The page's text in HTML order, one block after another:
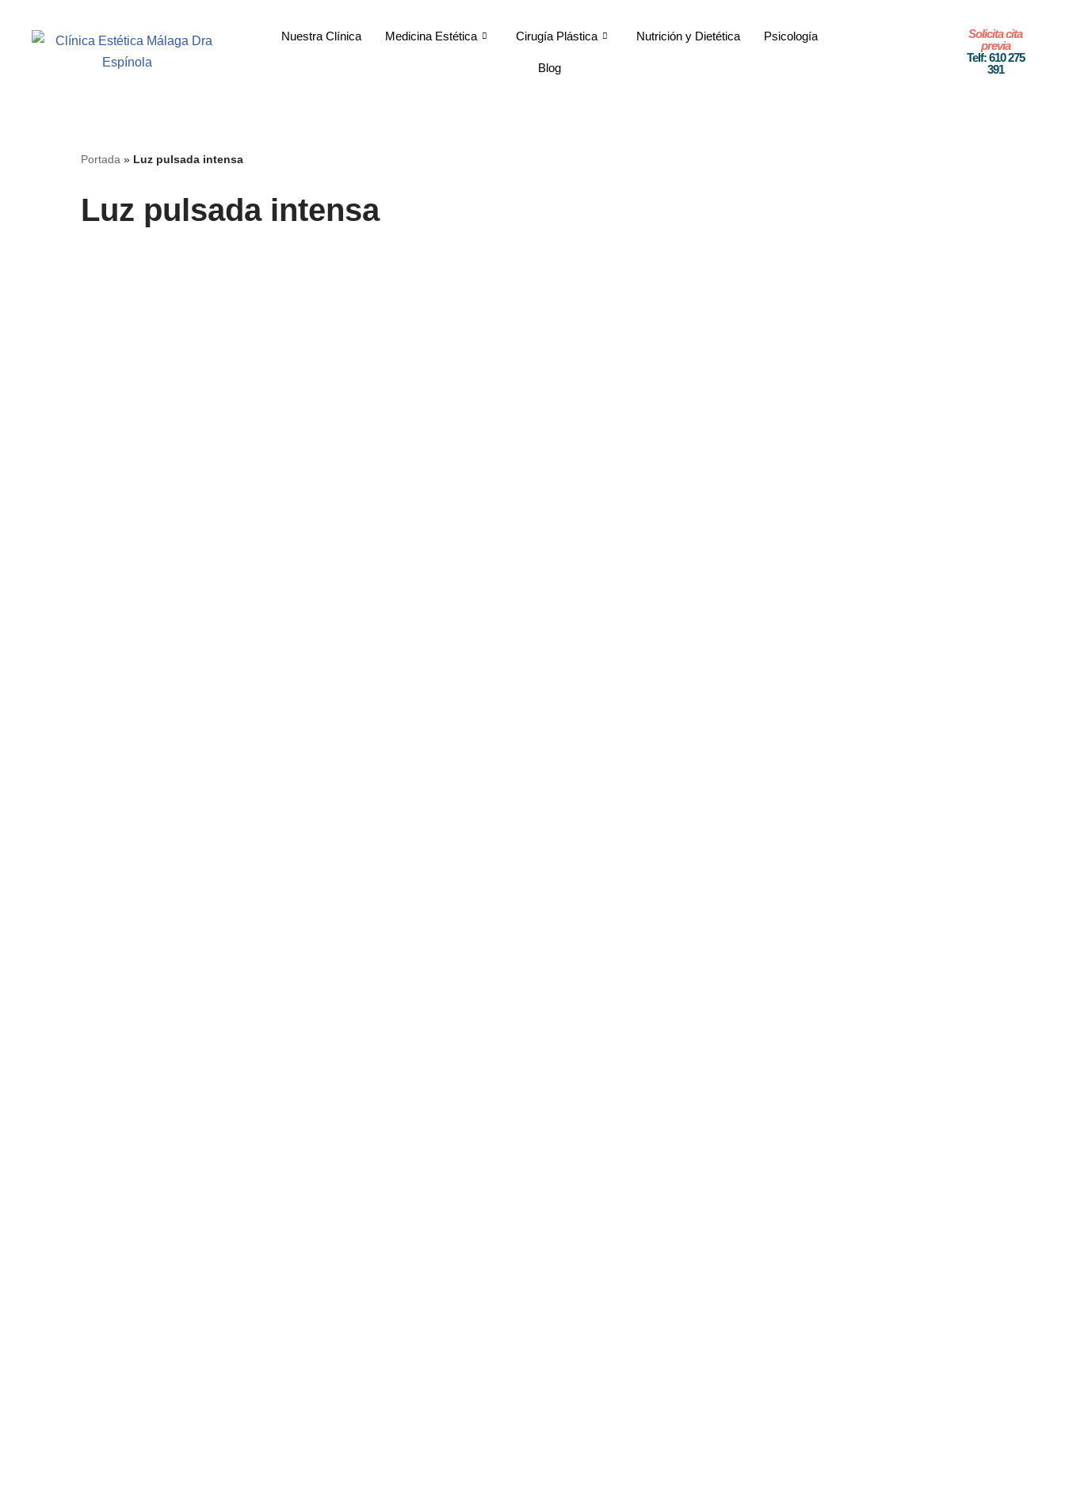
Saltar
Nuestra Clínica Medicina Estética Cirugía Plástica Nutrición y Dietética Psicología
Blog
Solicita cita
previa
Telf: 610 275
391
Portada » Luz pulsada intensa
Luz pulsada intensa